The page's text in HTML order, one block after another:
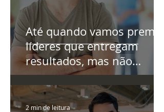
Até quando vamos premiar
líderes que entregam
resultados, mas não
conseguem manter as
equipes?
2 min de leitura